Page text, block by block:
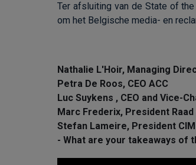
Ter afsluiting van de State of
om het Belgische media- en
Nathalie L'Hoir, Managing
Petra De Roos, CEO
Luc Suykens , CEO and
Marc Frederix, President
Stefan Lameire,
- What are your takeaways of